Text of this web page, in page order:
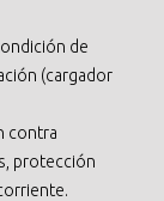
de
(cargador
contra
protección